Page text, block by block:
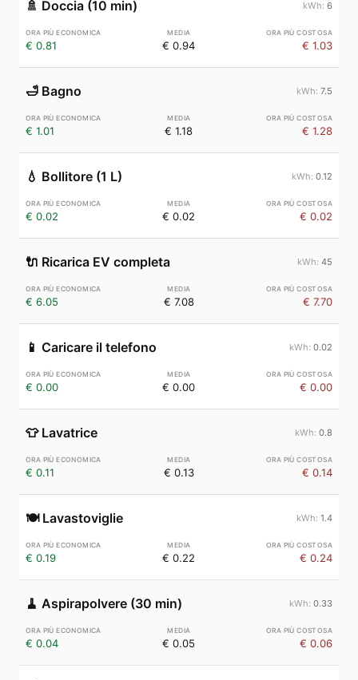
🚿 Doccia (10 min) 6
€ 0.81 € 0.94 € 1.03
🛁 Bagno 7.5
€ 1.01 € 1.18 € 1.28
💧 Bollitore (1 L) 0.12
€ 0.02 € 0.02 € 0.02
🔌 Ricarica EV completa 45
€ 6.05 € 7.08 € 7.70
📱 Caricare il telefono 0.02
€ 0.00 € 0.00 € 0.00
👕 Lavatrice 0.8
€ 0.11 € 0.13 € 0.14
🍽️ Lavastoviglie 1.4
€ 0.19 € 0.22 € 0.24
🧹 Aspirapolvere (30 min) 0.33
€ 0.04 € 0.05 € 0.06